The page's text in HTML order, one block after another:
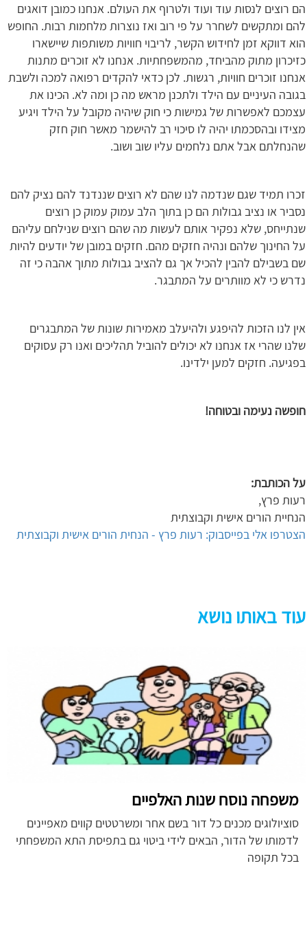
הם רוצים לנסות עוד ועוד ולטרוף את העולם. אנחנו כמובן דואגים
להם ומתקשים לשחרר על פי רוב ואז נוצרות מלחמות רבות. החופש
הוא דווקא זמן לחידוש הקשר, לריבוי חוויות משותפות שיישארו
כזיכרון מתוק מהביחד, מהמשפחתיות. אנחנו לא זוכרים מתנות
אנחנו זוכרים חוויות, רגשות. לכן כדאי להקדים רפואה למכה ולשבת
בגובה העיניים עם הילד ולתכנן מראש מה כן ומה לא. הכינו את
עצמכם לאפשרות של גמישות כי חוק שיהיה מקובל על הילד ויגיע
מצידו ובהסכמתו יהיה לו סיכוי רב להישמר מאשר חוק חזק
שהנחלתם אבל אתם נלחמים עליו שוב ושוב.
זכרו תמיד שגם שנדמה לנו שהם לא רוצים שננדנד להם נציק להם
נסביר או נציב גבולות הם כן בתוך הלב עמוק עמוק כן רוצים
שנתייחס, שלא נפקיר אותם לעשות מה שהם רוצים שנילחם עליהם
על החינוך שלהם ונהיה חזקים מהם. חזקים במובן של יודעים להיות
שם בשבילם להבין להכיל אך גם להציב גבולות מתוך אהבה כי זה
נדרש כי לא מוותרים על המתבגר.
אין לנו הזכות להיפגע ולהיעלב מאמירות שונות של המתבגרים
שלנו שהרי אז אנחנו לא יכולים להוביל תהליכים ואנו רק עסוקים
בפגיעה. חזקים למען ילדינו.
חופשה נעימה ובטוחה!
על הכותבת:
רעות פרץ,
הנחיית הורים אישית וקבוצתית
הצטרפו אלי בפייסבוק: רעות פרץ - הנחית הורים אישית וקבוצתית
עוד באותו נושא
משפחה נוסח שנות האלפיים
סוציולוגים מכנים כל דור בשם אחר ומשרטטים קווים מאפיינים
לדמותו של הדור, הבאים לידי ביטוי גם בתפיסת התא המשפחתי
בכל תקופה